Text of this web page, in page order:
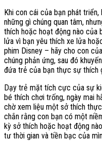
Khi con cái của bạn phát
những gì chúng quan tâm,
thích hoặc hoạt động nào của
lửa vì bạn yêu thích xe lửa
phim Disney – hãy cho con
chúng phản ứng, sau đó
đứa trẻ của bạn thực sự thích
Dạy trẻ mặt tích cực của sự
bé thích chơi trống, ngày mai
chờ xem liệu một sở thích
chắn rằng con bạn có một
kỳ sở thích hoặc hoạt động
tư thời gian và tiền bạc của